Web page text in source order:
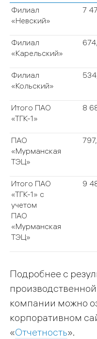
Филиал
«Невский»
7
Филиал
«Карельский»
Филиал
«Кольский»
Итого ПАО
«ТГК-1»
8
ПАО
«Мурманская
ТЭЦ»
Итого ПАО
«ТГК-1» с
учетом
ПАО
«Мурманская
ТЭЦ»
9
Подробнее с
компании можно
корпоративном
«Отчетность».